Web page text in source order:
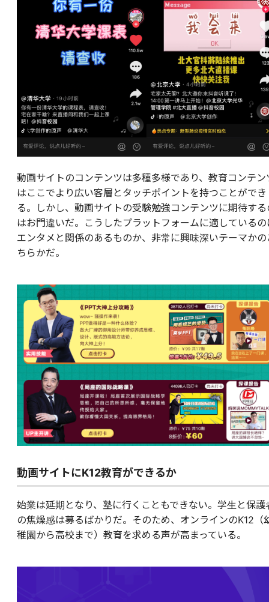
動画サイトのコンテンツは多種多様であり、教育コンテン
はここでより広い客層とタッチポイントを持つことができ
る。しかし、動画サイトの受験勉強コンテンツに期待する
はお門違いだ。こうしたプラットフォームに適しているの
エンタメと関係のあるものか、非常に興味深いテーマかの
ちらかだ。
動画サイトにK12教育ができるか
始業は延期となり、塾に行くこともできない。学生と保護
の焦燥感は募るばかりだ。そのため、オンラインのK12（
稚園から高校まで）教育を求める声が高まっている。